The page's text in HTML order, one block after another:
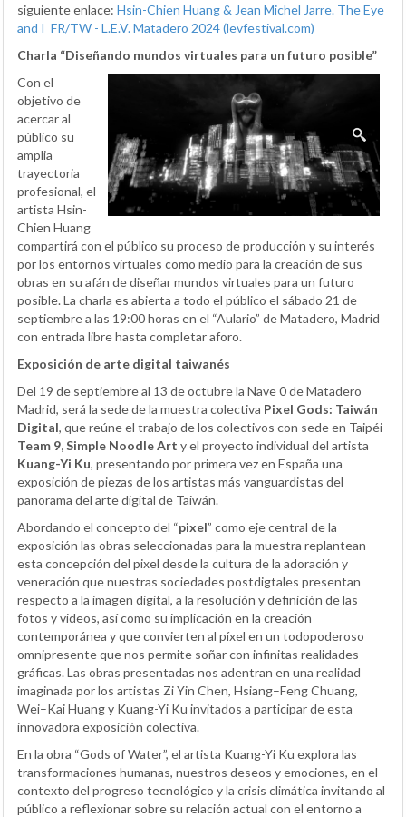
siguiente enlace: Hsin-Chien Huang & Jean Michel Jarre. The Eye
and I_FR/TW - L.E.V. Matadero 2024 (levfestival.com)
Charla “Diseñando mundos virtuales para un futuro posible”
Con el
objetivo de
acercar al
público su
amplia
trayectoria
profesional, el
artista Hsin-
Chien Huang
compartirá con el público su proceso de producción y su interés
por los entornos virtuales como medio para la creación de sus
obras en su afán de diseñar mundos virtuales para un futuro
posible. La charla es abierta a todo el público el sábado 21 de
septiembre a las 19:00 horas en el “Aulario” de Matadero, Madrid
con entrada libre hasta completar aforo.
Exposición de arte digital taiwanés
Del 19 de septiembre al 13 de octubre la Nave 0 de Matadero
Madrid, será la sede de la muestra colectiva Pixel Gods: Taiwán
Digital, que reúne el trabajo de los colectivos con sede en Taipéi
Team 9, Simple Noodle Art y el proyecto individual del artista
Kuang-Yi Ku, presentando por primera vez en España una
exposición de piezas de los artistas más vanguardistas del
panorama del arte digital de Taiwán.
Abordando el concepto del “pixel” como eje central de la
exposición las obras seleccionadas para la muestra replantean
esta concepción del pixel desde la cultura de la adoración y
veneración que nuestras sociedades postdigtales presentan
respecto a la imagen digital, a la resolución y definición de las
fotos y videos, así como su implicación en la creación
contemporánea y que convierten al píxel en un todopoderoso
omnipresente que nos permite soñar con infinitas realidades
gráficas. Las obras presentadas nos adentran en una realidad
imaginada por los artistas Zi Yin Chen, Hsiang–Feng Chuang,
Wei–Kai Huang y Kuang-Yi Ku invitados a participar de esta
innovadora exposición colectiva.
En la obra “Gods of Water”, el artista Kuang-Yi Ku explora las
transformaciones humanas, nuestros deseos y emociones, en el
contexto del progreso tecnológico y la crisis climática invitando al
público a reflexionar sobre su relación actual con el entorno a